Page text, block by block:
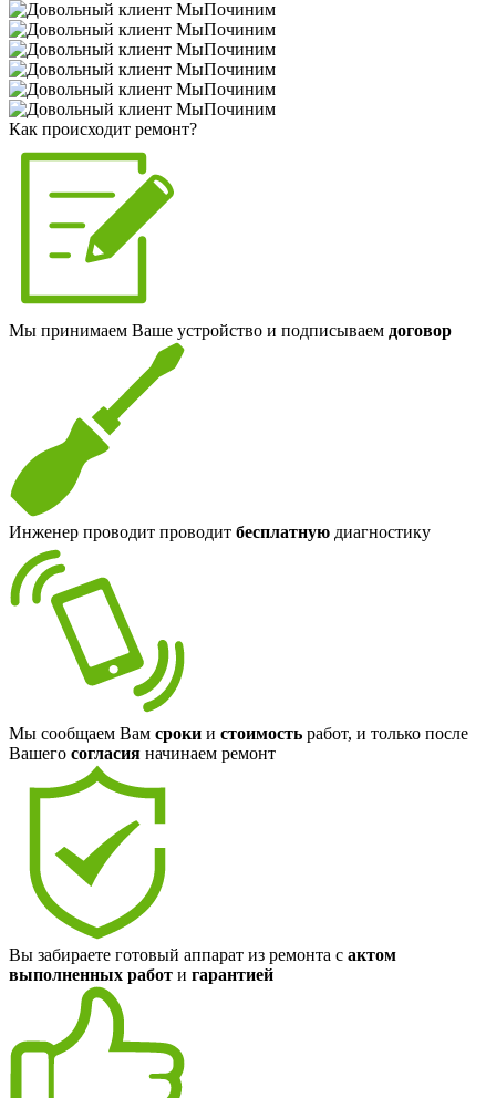
Как происходит ремонт?
Мы принимаем Ваше устройство и подписываем договор
Инженер проводит проводит бесплатную диагностику
Мы сообщаем Вам сроки и стоимость работ, и только после
Вашего согласия начинаем ремонт
Вы забираете готовый аппарат из ремонта с актом
выполненных работ и гарантией